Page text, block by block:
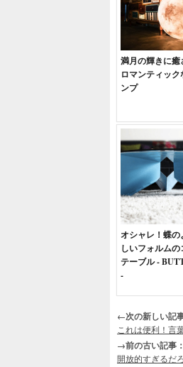
満月の輝きに癒
ロマンティック
ンプ
オシャレ！蝶の
しいフォルム
テーブル -
-
←次の新しい記
これは便利！言
→前の古い記事：
開放的すぎるだ